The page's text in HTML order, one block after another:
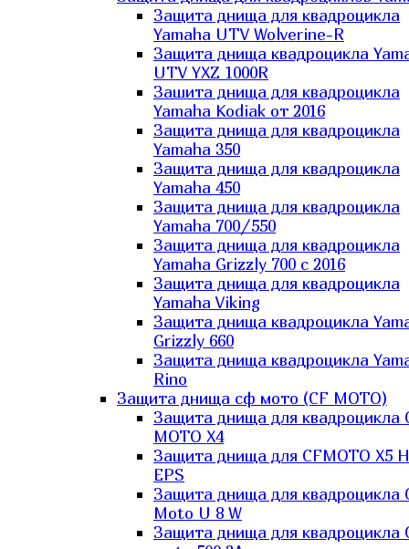
Защита днища для квадроцикла
Yamaha UTV Wolverine-R
Защита днища квадроцикла
UTV YXZ 1000R
Зашита днища для квадроцикла
Yamaha Kodiak от 2016
Защита днища для квадроцикла
Yamaha 350
Защита днища для квадроцикла
Yamaha 450
Защита днища для квадроцикла
Yamaha 700/550
Защита днища для квадроцикла
Yamaha Grizzly 700 с 2016
Защита днища для квадроцикла
Yamaha Viking
Защита днища квадроцикла
Grizzly 660
Защита днища квадроцикла
Rino
Защита днища сф мото (CF MOTO)
Защита днища для квадроцикла
MOTO X4
Защита днища для CFMOTO X5
EPS
Защита днища для квадроцикла
Moto U 8 W
Защита днища для квадроцикла